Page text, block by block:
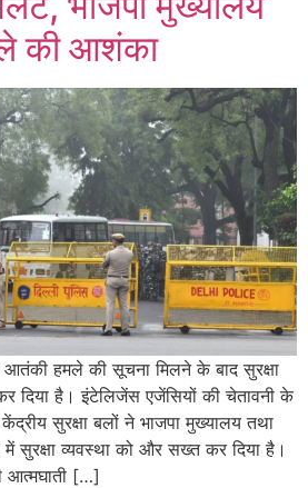
की आशंका
आतंकी हमले की सूचना मिलने के बाद सुरक्षा
दिया है। इंटेलिजेंस एजेंसियों की चेतावनी के
सुरक्षा बलों ने भाजपा मुख्यालय तथा
सुरक्षा व्यवस्था को और सख्त कर दिया है।
आत्मघाती […]